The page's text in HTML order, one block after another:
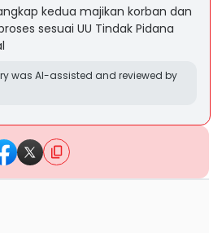
kedua majikan korban dan
sesuai UU Tindak Pidana
was AI-assisted and reviewed by